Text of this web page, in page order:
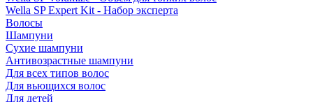
Wella SP Expert Kit - Набор эксперта
Волосы
Шампуни
Сухие шампуни
Антивозрастные шампуни
Для всех типов волос
Для вьющихся волос
Для детей